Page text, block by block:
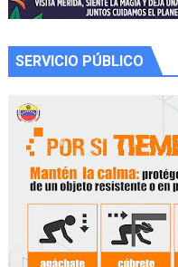
SERVICIO PÚBLICO